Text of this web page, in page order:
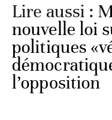
Lire aussi :
nouvelle loi
politiques
l’opposition